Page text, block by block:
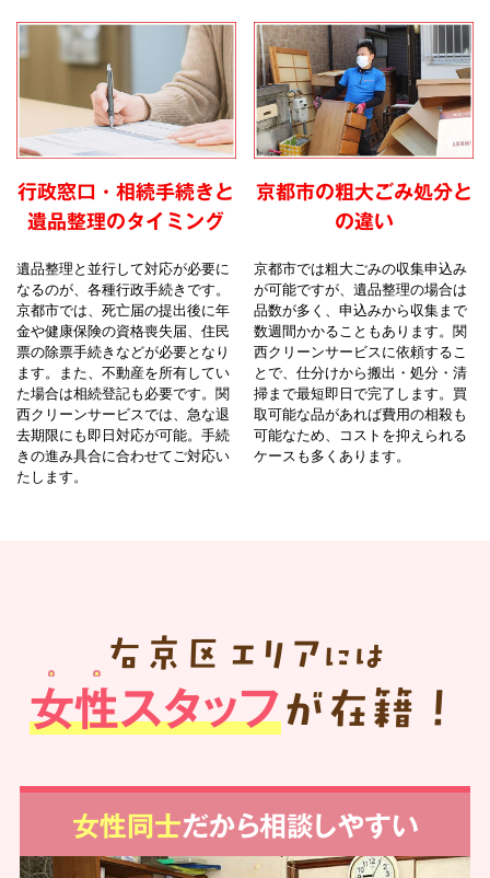
行政窓口・相続手続きと
遺品整理のタイミング
遺品整理と並行して対応が必要に
なるのが、各種行政手続きです。
京都市では、死亡届の提出後に年
金や健康保険の資格喪失届、住民
票の除票手続きなどが必要となり
ます。また、不動産を所有してい
た場合は相続登記も必要です。関
西クリーンサービスでは、急な退
去期限にも即日対応が可能。手続
きの進み具合に合わせてご対応い
たします。
京都市の粗大ごみ処分と
の違い
京都市では粗大ごみの収集申込み
が可能ですが、遺品整理の場合は
品数が多く、申込みから収集まで
数週間かかることもあります。関
西クリーンサービスに依頼するこ
とで、仕分けから搬出・処分・清
掃まで最短即日で完了します。買
取可能な品があれば費用の相殺も
可能なため、コストを抑えられる
ケースも多くあります。
右京区 エリア には
女性スタッフが在籍！
女性同士だから相談しやすい